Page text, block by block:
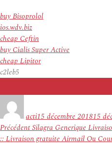
buy Bisoprolol
ios.wdv.biz
cheap Ceftin
buy Cialis Super Active
cheap Lipitor
c2leb5
actile
15 décembre 201815
Navigation
de
PrécédentArticle
précédent :
Silagra Generique
:: Livraison gratuite Airmail Ou